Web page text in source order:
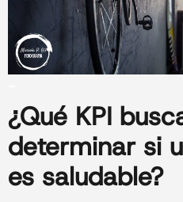
¿Qué KPI
determinar si
es saludable?